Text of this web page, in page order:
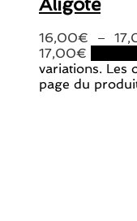
16,00€ –
17,00€
variations. Les
page du